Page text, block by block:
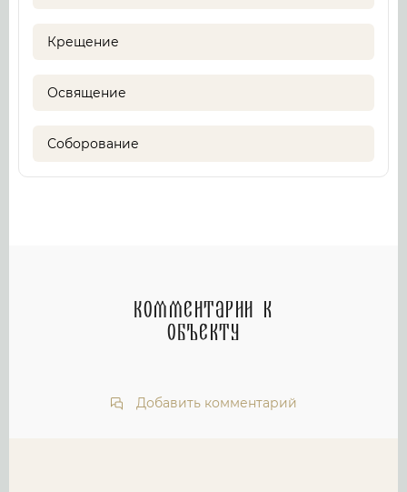
Крещение
Освящение
Соборование
Комментарии к
объекту
Добавить комментарий